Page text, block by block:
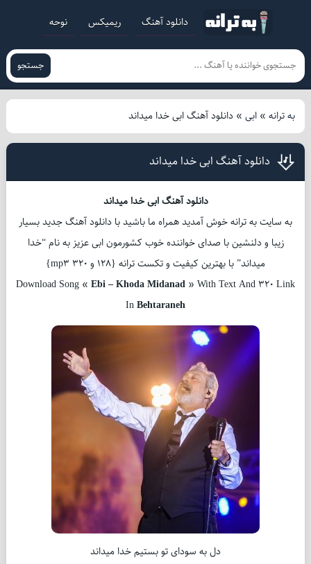
دانلود آهنگ ریمیکس نوحه
جستجو
به ترانه» ابی» دانلود آهنگ ابی خدا میداند
دانلود آهنگ ابی خدا میداند
دانلود آهنگ ابی خدا میداند
به سایت به ترانه خوش آمدید همراه ما باشید با دانلود آهنگ جدید بسیار
زیبا و دلنشین با صدای خواننده خوب کشورمون ابی عزیز به نام “خدا
میداند” با بهترین کیفیت و تکست ترانه {128 و 320 mp3}
Download Song « Ebi – Khoda Midanad » With Text And 320 Link
InBehtaraneh
دل به سودای تو بستیم خدا میداند